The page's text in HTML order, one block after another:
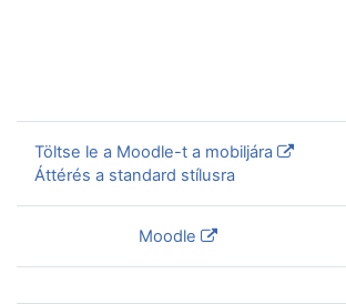
Töltse le a Moodle-t a mobiljára
Áttérés a standard stílusra
Moodle